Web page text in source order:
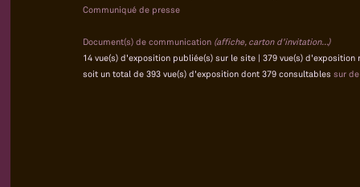
Communiqué de presse
Document(s) de communication (affiche, carton d'invitation...)
14 vue(s) d'exposition publiée(s) sur le site | 379 vue(s) d'exposition
soit un total de 393 vue(s) d'exposition dont 379 consultables sur